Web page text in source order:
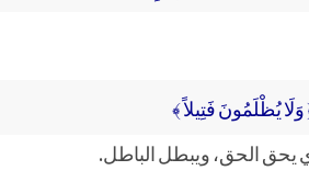
وَلَا يُظْلَمُونَ فَتِيلاً ﴾
يحق الحق، ويبطل الباطل.